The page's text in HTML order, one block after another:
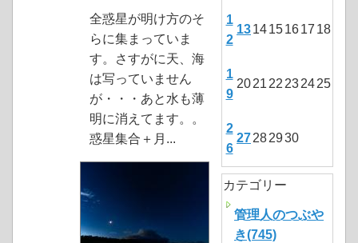
全惑星が明け方のそ
らに集まっていま
す。さすがに天、海
は写っていません
が・・・あと水も薄
明に消えてます。。
惑星集合＋月...
1
2
1314151617 18
1
9
2021 22 232425
2
6
27282930
カテゴリー
管理人のつぶや
き(745)